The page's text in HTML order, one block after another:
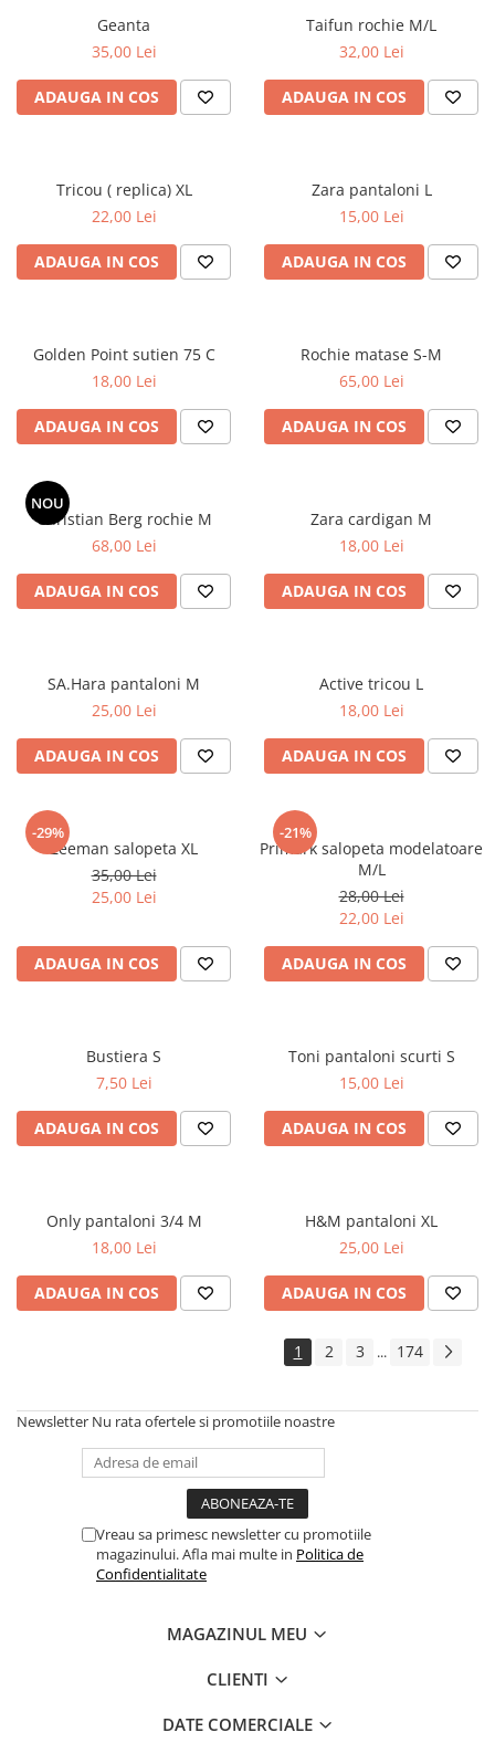
Geanta
35,00 Lei
ADAUGA IN COS
Taifun rochie M/L
32,00 Lei
ADAUGA IN COS
Tricou ( replica) XL
22,00 Lei
ADAUGA IN COS
Zara pantaloni L
15,00 Lei
ADAUGA IN COS
Golden Point sutien 75 C
18,00 Lei
ADAUGA IN COS
Rochie matase S-M
65,00 Lei
ADAUGA IN COS
NOU
Christian Berg rochie M
68,00 Lei
ADAUGA IN COS
Zara cardigan M
18,00 Lei
ADAUGA IN COS
SA.Hara pantaloni M
25,00 Lei
ADAUGA IN COS
Active tricou L
18,00 Lei
ADAUGA IN COS
-29%
Zeeman salopeta XL
35,00 Lei
25,00 Lei
ADAUGA IN COS
-21%
Primark salopeta modelatoare
M/L
28,00 Lei
22,00 Lei
ADAUGA IN COS
Bustiera S
7,50 Lei
ADAUGA IN COS
Toni pantaloni scurti S
15,00 Lei
ADAUGA IN COS
Only pantaloni 3/4 M
18,00 Lei
ADAUGA IN COS
H&M pantaloni XL
25,00 Lei
ADAUGA IN COS
1 2 3 ... 174
Newsletter Nu rata ofertele si promotiile noastre
Vreau sa primesc newsletter cu promotiile
magazinului. Afla mai multe in Politica de
Confidentialitate
MAGAZINUL MEU
CLIENTI
DATE COMERCIALE